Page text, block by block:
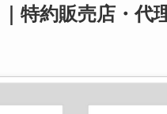
特約販売店・代